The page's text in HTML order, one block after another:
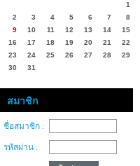
1
2
3 4 5 6 7
8
9
10 11 12 13 14
15
16
17 18 19 20 21
22
23
24 25 26 27 28
29
30
31
สมาชิก
ชื่อสมาชิก :
รหัสผ่าน :